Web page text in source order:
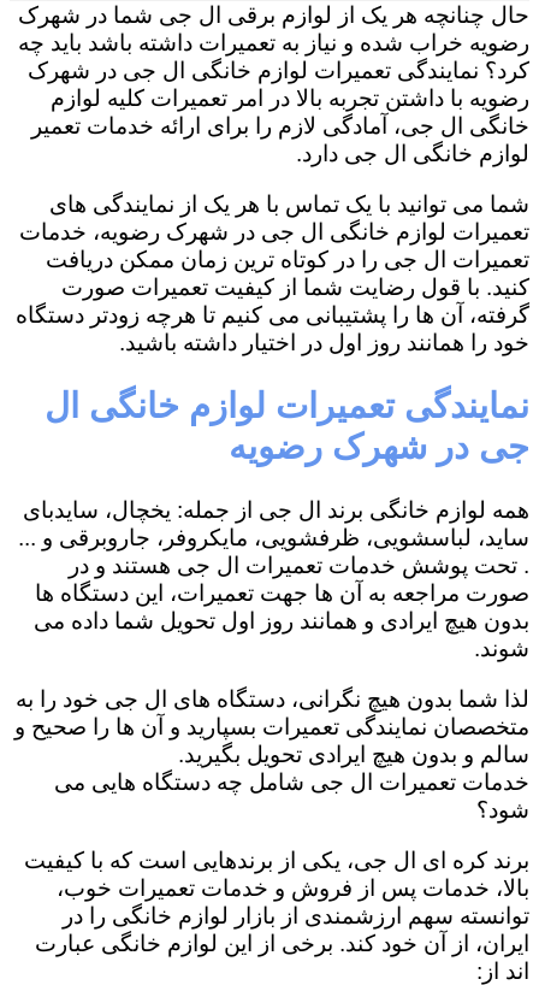
حال چنانچه هر یک از لوازم برقی ال جی شما در شهرک
رضویه خراب شده و نیاز به تعمیرات داشته باشد باید چه
کرد؟ نمایندگی تعمیرات لوازم خانگی ال جی در شهرک
رضویه با داشتن تجربه بالا در امر تعمیرات کلیه لوازم
خانگی ال جی، آمادگی لازم را برای ارائه خدمات تعمیر
لوازم خانگی ال جی دارد.
شما می توانید با یک تماس با هر یک از نمایندگی های
تعمیرات لوازم خانگی ال جی در شهرک رضویه، خدمات
تعمیرات ال جی را در کوتاه ترین زمان ممکن دریافت
کنید. با قول رضایت شما از کیفیت تعمیرات صورت
گرفته، آن ها را پشتیبانی می کنیم تا هرچه زودتر دستگاه
خود را همانند روز اول در اختیار داشته باشید.
نمایندگی تعمیرات لوازم خانگی ال
جی در شهرک رضویه
همه لوازم خانگی برند ال جی از جمله: یخچال، سایدبای
ساید، لباسشویی، ظرفشویی، مایکروفر، جاروبرقی و ...
. تحت پوشش خدمات تعمیرات ال جی هستند و در
صورت مراجعه به آن ها جهت تعمیرات، این دستگاه ها
بدون هیچ ایرادی و همانند روز اول تحویل شما داده می
شوند.
لذا شما بدون هیچ نگرانی، دستگاه های ال جی خود را به
متخصصان نمایندگی تعمیرات بسپارید و آن ها را صحیح و
سالم و بدون هیچ ایرادی تحویل بگیرید.
خدمات تعمیرات ال جی شامل چه دستگاه هایی می
شود؟
برند کره ای ال جی، یکی از برندهایی است که با کیفیت
بالا، خدمات پس از فروش و خدمات تعمیرات خوب،
توانسته سهم ارزشمندی از بازار لوازم خانگی را در
ایران، از آن خود کند. برخی از این لوازم خانگی عبارت
اند از: